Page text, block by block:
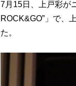
7月15日、上戸彩が
ROCK&GO”」で、
た。